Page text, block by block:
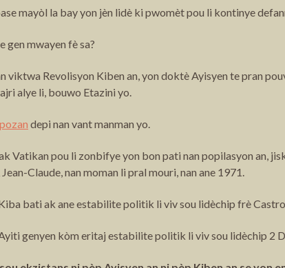
mayòl la bay yon jèn lidè ki pwomèt pou li kontinye
gen mwayen fè sa?
viktwa Revolisyon Kiben an, yon doktè Ayisyen te pran
alye li, bouwo Etazini yo.
depi nan vant manman yo.
Vatikan pou li zonbifye yon bon pati nan popilasyon an,
Claude, nan moman li pral mouri, nan ane 1971.
bati ak ane estabilite politik li viv sou lidèchip frè
genyen kòm eritaj estabilite politik li viv sou lidèchip 2